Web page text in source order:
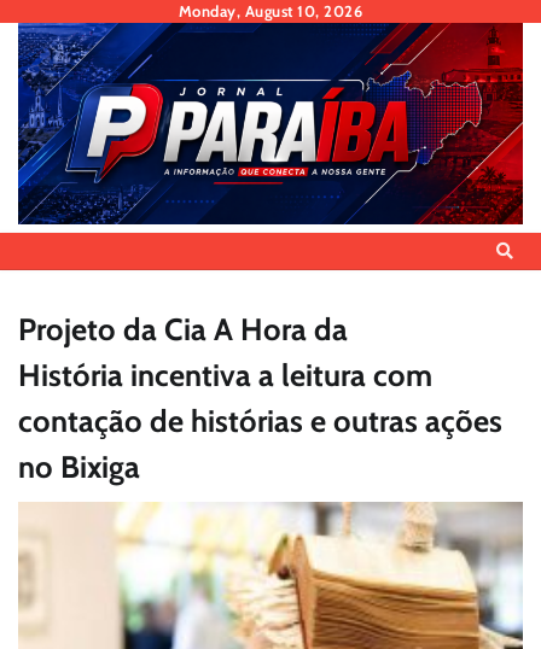
content
Monday, August 10, 2026
Projeto da Cia A Hora da
História incentiva a leitura com
contação de histórias e outras ações
no Bixiga